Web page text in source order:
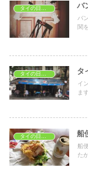
タイの日常生活 バ
バ
関
タイの日常生活 タ
イ
ま
タイの日常生活 船
船
た